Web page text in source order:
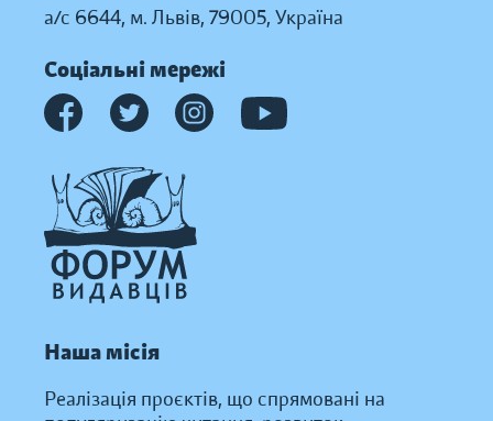
а/с 6644, м. Львів, 79005, Україна
Соціальні мережі
Наша місія
Реалізація проєктів, що спрямовані на